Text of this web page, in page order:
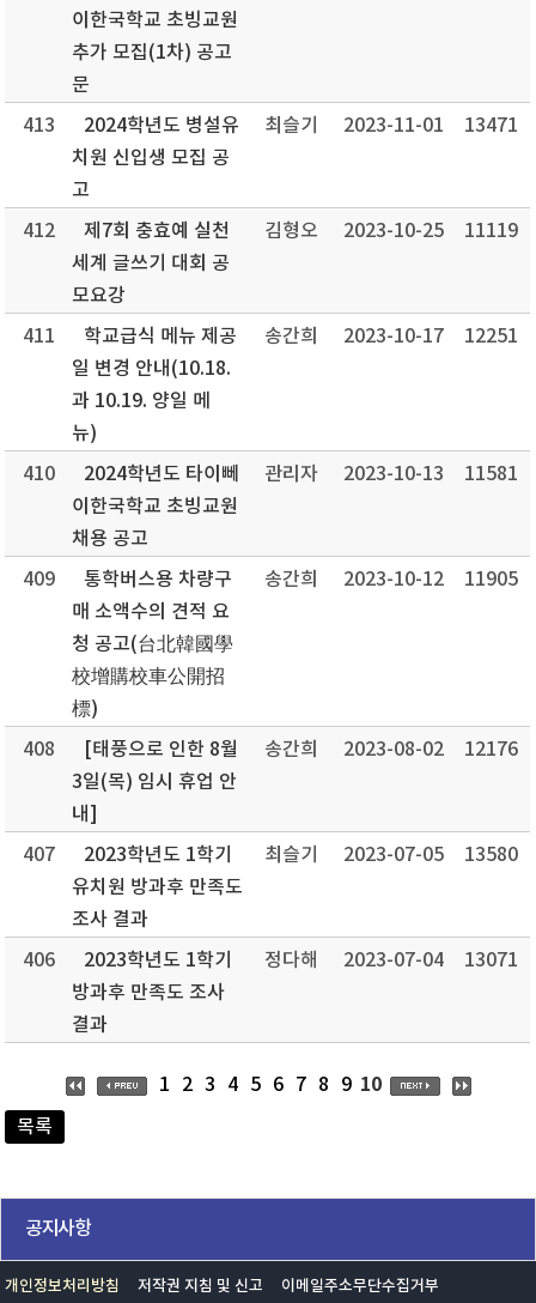
이한국학교 초빙교원
추가 모집(1차) 공고
문
413
2024학년도 병설유
치원 신입생 모집 공
고
최슬기 2023-11-01 13471
412
제7회 충효예 실천
세계 글쓰기 대회 공
모요강
김형오 2023-10-25 11119
411
학교급식 메뉴 제공
일 변경 안내(10.18.
과 10.19. 양일 메
뉴)
송간희 2023-10-17 12251
410
2024학년도 타이뻬
이한국학교 초빙교원
채용 공고
관리자 2023-10-13 11581
409
통학버스용 차량구
매 소액수의 견적 요
청 공고(台北韓國學
校增購校車公開招
標)
송간희 2023-10-12 11905
408
[태풍으로 인한 8월
3일(목) 임시 휴업 안
내]
송간희 2023-08-02 12176
407
2023학년도 1학기
유치원 방과후 만족도
조사 결과
최슬기 2023-07-05 13580
406
2023학년도 1학기
방과후 만족도 조사
결과
정다해 2023-07-04 13071
1 2 3 4 5 6 7 8 9 10
목록
공지사항
개인정보처리방침 저작권 지침 및 신고 이메일주소무단수집거부